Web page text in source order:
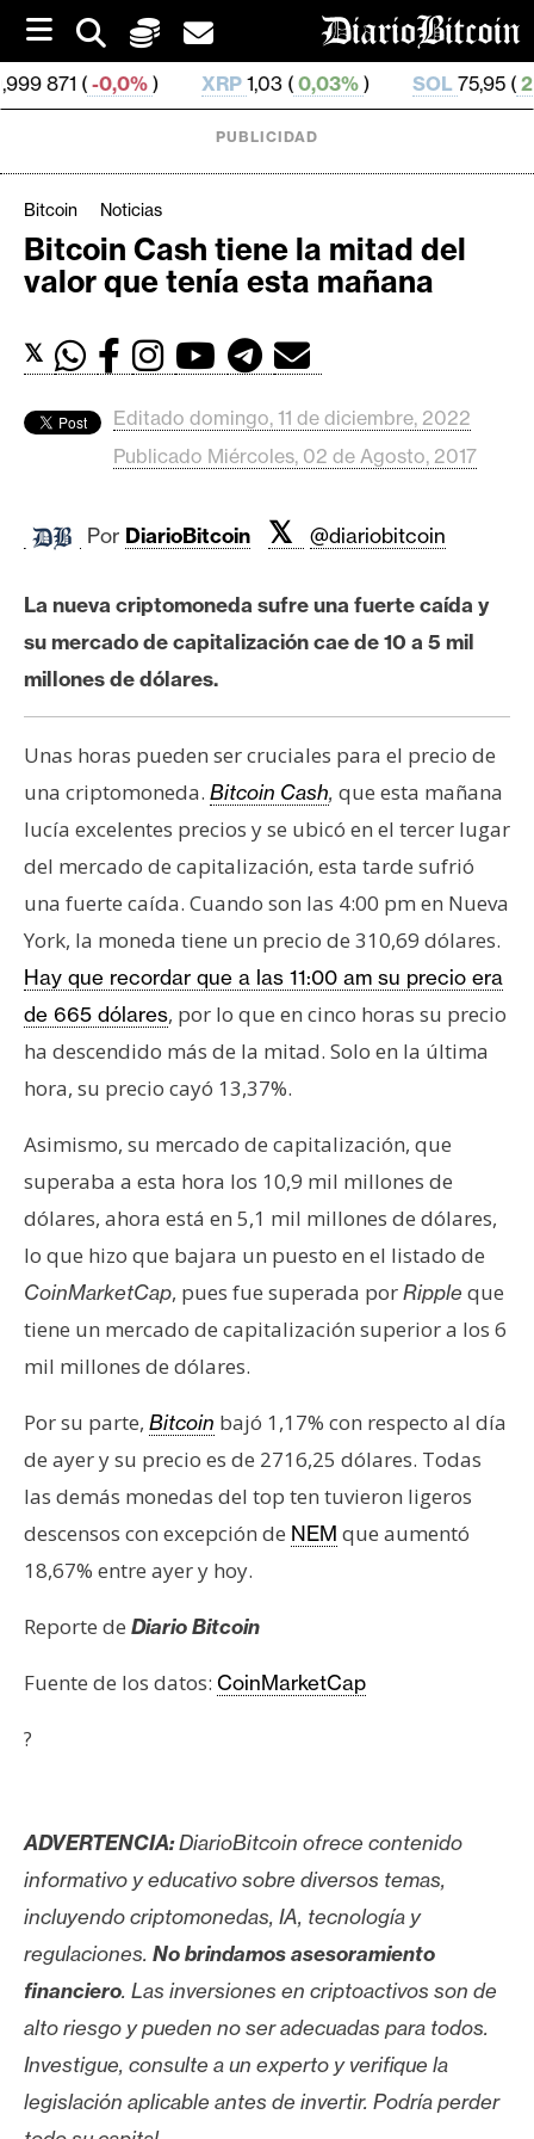
i
p
t
o
-0,0%) XRP 1,03 (0,03%) SOL 75,95 (2,02%)
C
r
p
o
c
d
s
i
t
c
o
n
E
t
h
e
e
u
m
I
A
n
á
l
i
s
i
s
N
d
e
P
r
e
n
s
a
PUBLICIDAD
Bitcoin Noticias
Bitcoin Cash tiene la mitad del
valor que tenía esta mañana
𝕏
Editado domingo, 11 de diciembre, 2022
Publicado Miércoles, 02 de Agosto, 2017
Por DiarioBitcoin 𝕏 @diariobitcoin
La nueva criptomoneda sufre una fuerte caída y
su mercado de capitalización cae de 10 a 5 mil
millones de dólares.
Unas horas pueden ser cruciales para el precio de
una criptomoneda. Bitcoin Cash, que esta mañana
lucía excelentes precios y se ubicó en el tercer lugar
del mercado de capitalización, esta tarde sufrió
una fuerte caída. Cuando son las 4:00 pm en Nueva
York, la moneda tiene un precio de 310,69 dólares.
Hay que recordar que a las 11:00 am su precio era
de 665 dólares, por lo que en cinco horas su precio
ha descendido más de la mitad. Solo en la última
hora, su precio cayó 13,37%.
Asimismo, su mercado de capitalización, que
superaba a esta hora los 10,9 mil millones de
dólares, ahora está en 5,1 mil millones de dólares,
lo que hizo que bajara un puesto en el listado de
CoinMarketCap, pues fue superada porRipple que
tiene un mercado de capitalización superior a los 6
mil millones de dólares.
Por su parte, Bitcoin bajó 1,17% con respecto al día
de ayer y su precio es de 2716,25 dólares. Todas
las demás monedas del top ten tuvieron ligeros
descensos con excepción de NEM que aumentó
18,67% entre ayer y hoy.
Reporte de Diario Bitcoin
Fuente de los datos: CoinMarketCap
?
ADVERTENCIA:DiarioBitcoin ofrece contenido
informativo y educativo sobre diversos temas,
incluyendo criptomonedas, IA, tecnología y
regulaciones. No brindamos asesoramiento
financiero. Las inversiones en criptoactivos son de
alto riesgo y pueden no ser adecuadas para todos.
Investigue, consulte a un experto y verifique la
legislación aplicable antes de invertir. Podría perder